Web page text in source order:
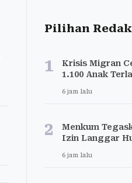
Pilihan
1
Krisis Migran
1.100 Anak
6 jam lalu
2
Menkum
Izin Langgar
6 jam lalu